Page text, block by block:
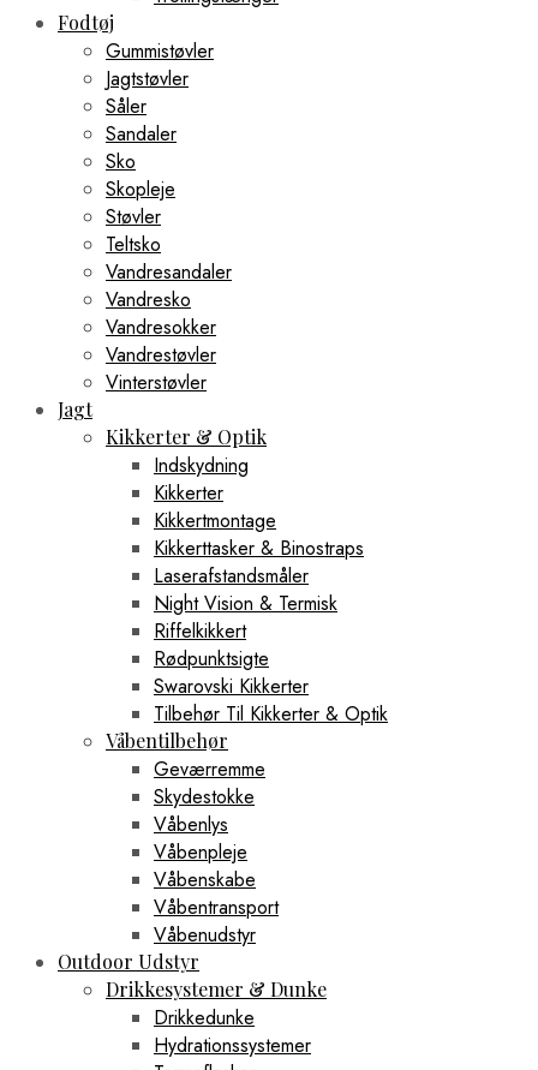
Fodtøj
Gummistøvler
Jagtstøvler
Såler
Sandaler
Sko
Skopleje
Støvler
Teltsko
Vandresandaler
Vandresko
Vandresokker
Vandrestøvler
Vinterstøvler
Jagt
Kikkerter & Optik
Indskydning
Kikkerter
Kikkertmontage
Kikkerttasker & Binostraps
Laserafstandsmåler
Night Vision & Termisk
Riffelkikkert
Rødpunktsigte
Swarovski Kikkerter
Tilbehør Til Kikkerter & Optik
Våbentilbehør
Geværremme
Skydestokke
Våbenlys
Våbenpleje
Våbenskabe
Våbentransport
Våbenudstyr
Outdoor Udstyr
Drikkesystemer & Dunke
Drikkedunke
Hydrationssystemer